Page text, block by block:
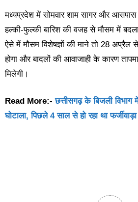
मध्यप्रदेश में सोमवार शाम सागर और आसपास
हल्की-फुल्की बारिश की वजह से मौसम में
ऐसे में मौसम विशेषज्ञों की माने तो 28
होगा और बादलों की आवाजाही के कारण
मिलेगी।
Read More:-छत्तीसगढ़ के बिजली
घोटाला, पिछले 4 साल से हो रहा था फर्जीवाड़ा